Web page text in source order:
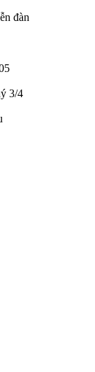
đàn
3/4